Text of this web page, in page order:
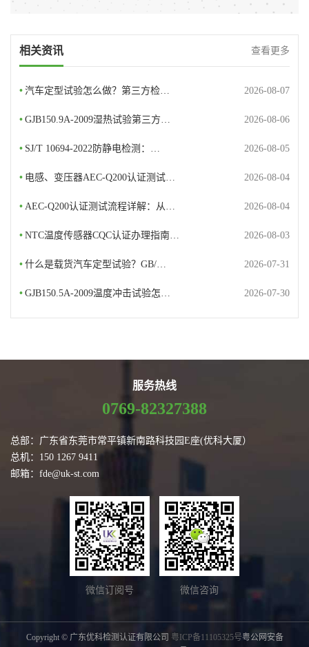
相关资讯 查看更多
• 2026-08-07
汽车定型试验怎么做？第三方检…
• 2026-08-06
GJB150.9A-2009湿热试验第三方…
• 2026-08-05
SJ/T 10694-2022防静电检测：…
• 2026-08-04
电感、变压器AEC-Q200认证测试…
• 2026-08-04
AEC-Q200认证测试流程详解：从…
• 2026-08-03
NTC温度传感器CQC认证办理指南…
• 2026-07-31
什么是载货汽车定型试验？GB/…
• 2026-07-30
GJB150.5A-2009温度冲击试验怎…
服务热线
0769-82327388
总部：广东省东莞市常平镇新南路科技园E座(优科大厦）
总机：150 1267 9411
邮箱：fde@uk-st.com
微信订阅号 微信咨询
Copyright © 广东优科检测认证有限公司 粤ICP备11105325号粤公网安备